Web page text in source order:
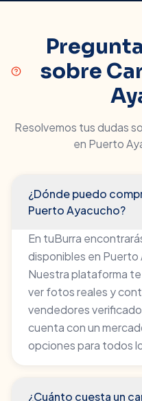
sobre
Resolvemos tus dudas
en Puerto
¿Dónde puedo
Puerto Ayacucho?
En tuBurra
disponibles en Puerto
Nuestra plataforma
ver fotos reales y
vendedores
cuenta con un
opciones para todos
¿Cuánto cuesta un